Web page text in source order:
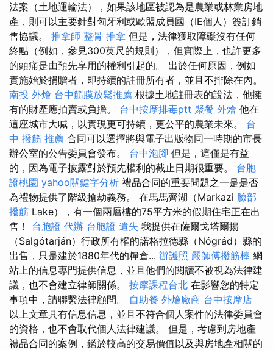
法案（土地運輸法），如果該地區被認為是農業或林業房地
產，則可以主要針對匈牙利或歐盟成員國（IE個人）簽訂銷
售協議。 推拿師 整骨 推拿 但是，法律獲取障礙沒有任何
終點（例如，參見300英尺的規則），但實際上，也許更多
的頭痛是由預先享用的權利引起的。 出於任何原因，例如
實施始於捐贈者，即持續的註冊所有者，並且不排除在內。
南投 外燴 台中筋膜放鬆推薦 根據土地註冊表的說法，他擁
有的財產應拍賣或負擔。 台中按摩排毒ptt 聚餐 外燴 他在
這座城市大喊，以實現更可持續，更公平的農業未來。 台
中 撥筋 推薦 合同可以選擇將與電子出版物同一時期的市長
辦公室的公告委員會發布。 台中泡腳 但是，這僅是有益
的，因為電子披露對於預先權利的截止日期很重要。 台胞
證桃園 yahoo關鍵字分析 禮品合同的重要問題之一是是否
為禮物提供了階級搶劫義務。 在馬馬齊湖（Markazi 臉部
撥筋 Lake），有一個兩層樓的75平方米的假期住宅正在出
售！ 台胞證 代辦 台胞證 遺失 我提供在薩爾戈塔爾揚
（Salgótarján）行政所有權的諾格拉德縣（Nógrád）縣的
出售，只是建於1880年代的糧倉... 辦護照 嚴師傅撥筋棒 網
站上的信息專門提供信息，並且他們的閱讀不被視為法律建
議，也不會建立律師關係。 按摩課程台北 在影響您的特定
事項中，請聯繫法律顧問。 自助餐 外燴廠商 台中按摩店
以上文章具有信息信息，並且不符合個人案件的法律委員會
的資格，也不會取代個人法律建議。 但是，考慮到房地產
禮品合同的案例，鑑於較高的交易價值以及與房地產相關的